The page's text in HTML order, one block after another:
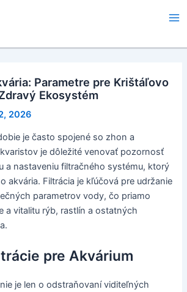
Parametre pre Krištáľovo
Ekosystém
2026
je často spojené so zhon a
je dôležité venovať pozornosť
a nastaveniu filtračného systému, ktorý
akvária. Filtrácia je kľúčová pre udržanie
parametrov vody, čo priamo
a vitalitu rýb, rastlín a ostatných
pre Akvárium
je len o odstraňovaní viditeľných